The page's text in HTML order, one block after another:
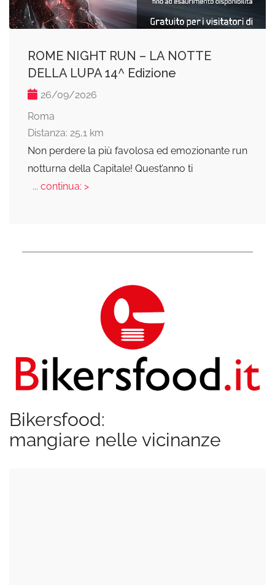
ROME NIGHT RUN – LA NOTTE
DELLA LUPA 14^ Edizione
26/09/2026
Roma
Distanza: 25,1 km
Non perdere la più favolosa ed emozionante run
notturna della Capitale! Quest’anno ti
... continua: >
Bikersfood:
mangiare nelle vicinanze